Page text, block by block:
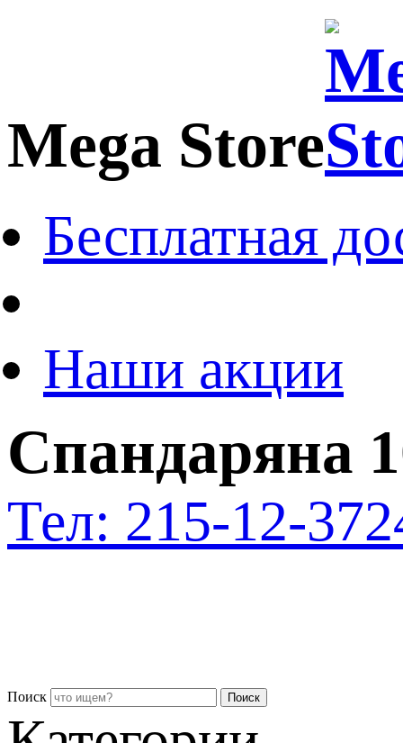
Mega Store
Бесплатная
Наши акции
Спандаряна
Тел: 215-12-37
Поиск Поиск